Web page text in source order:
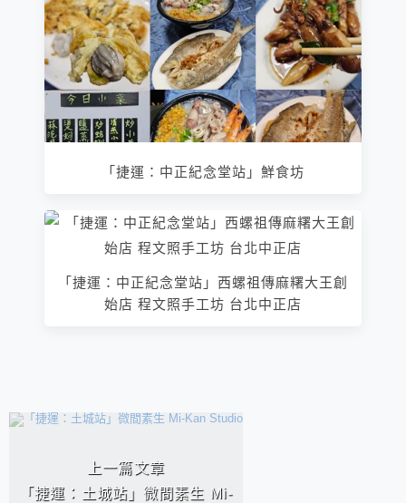
「捷運：中正紀念堂站」鮮食坊
「捷運：中正紀念堂站」西螺祖傳麻糬大王創
始店 程文照手工坊 台北中正店
相連文章
上一篇文章
「捷運：土城站」微間素生 Mi-